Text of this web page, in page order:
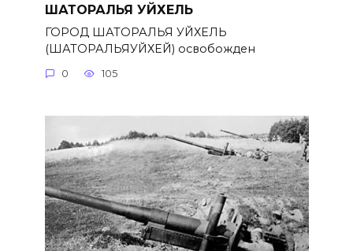
ШАТОРАЛЬЯ УЙХЕЛЬ
ГОРОД ШАТОРАЛЬЯ УЙХЕЛЬ
(ШАТОРАЛЬЯУЙХЕЙ) освобожден
0 105